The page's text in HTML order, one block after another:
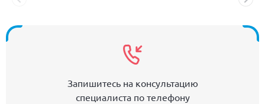
Запишитесь на консультацию
специалиста по телефону